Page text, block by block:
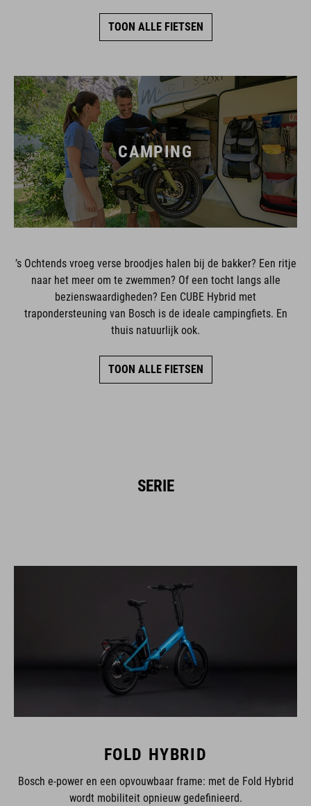
TOON ALLE FIETSEN
CAMPING
’s Ochtends vroeg verse broodjes halen bij de bakker? Een ritje
naar het meer om te zwemmen? Of een tocht langs alle
bezienswaardigheden? Een CUBE Hybrid met
trapondersteuning van Bosch is de ideale campingfiets. En
thuis natuurlijk ook.
TOON ALLE FIETSEN
SERIE
FOLD HYBRID
Bosch e-power en een opvouwbaar frame: met de Fold Hybrid
wordt mobiliteit opnieuw gedefinieerd.